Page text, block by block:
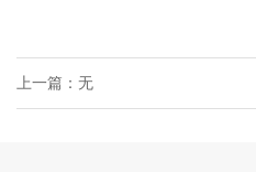
上一篇：无